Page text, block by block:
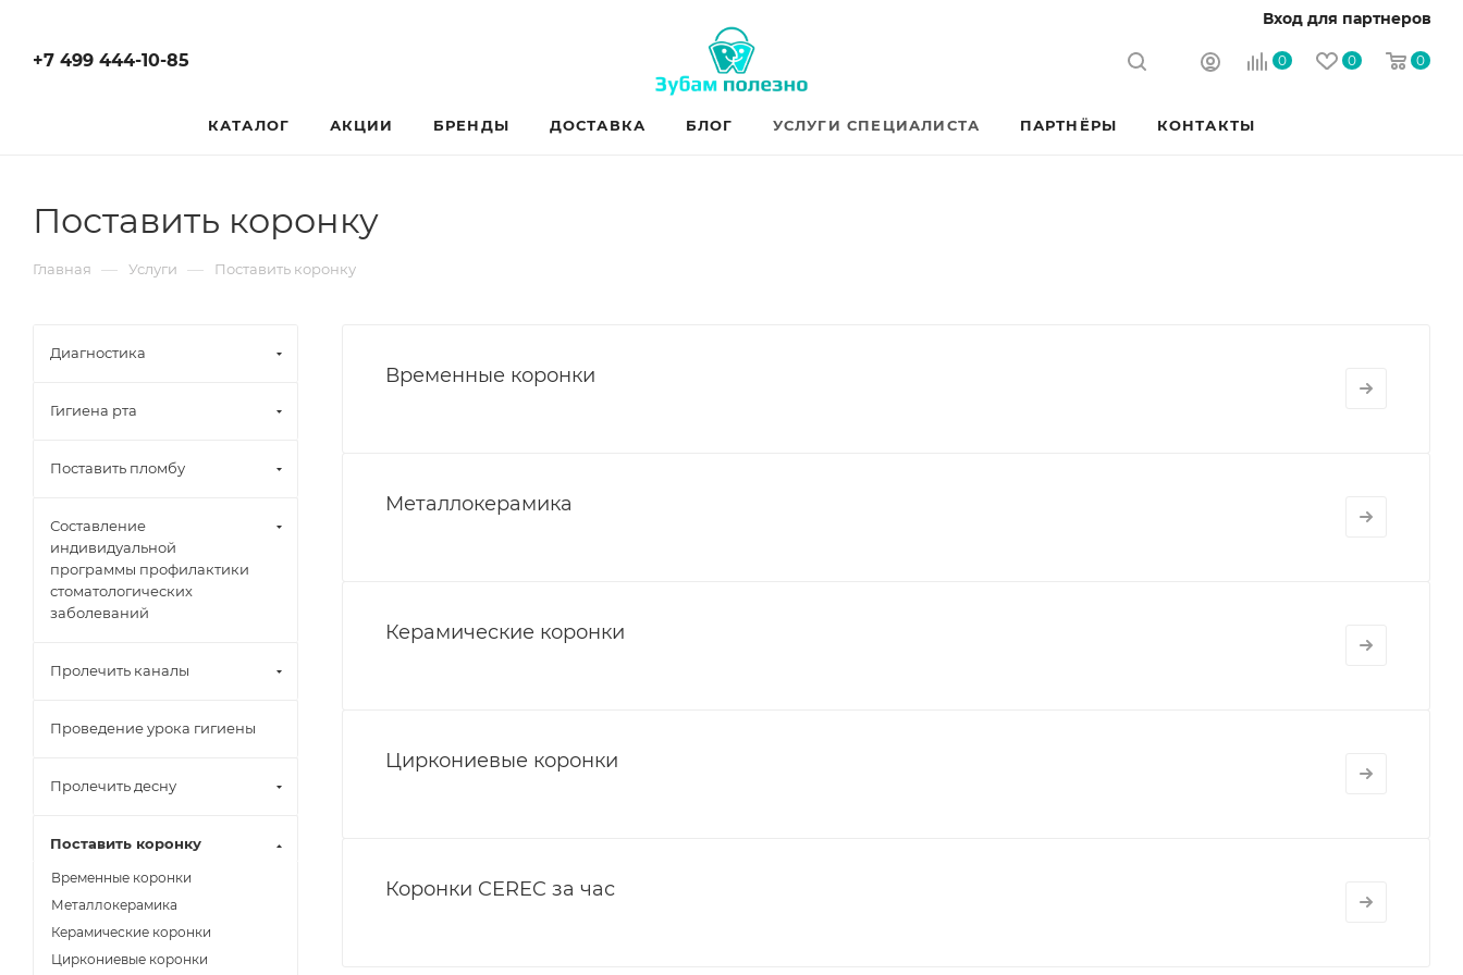
+7 499 444-10-85 0 0 0
Вход для партнеров
КАТАЛОГ АКЦИИ БРЕНДЫ ДОСТАВКА БЛОГ УСЛУГИ СПЕЦИАЛИСТА ПАРТНЁРЫ КОНТАКТЫ
Поставить коронку
Главная — Услуги — Поставить коронку
Временные коронки
Металлокерамика
Керамические коронки
Циркониевые коронки
Коронки CEREC за час
Диагностика
Гигиена рта
Поставить пломбу
Составление
индивидуальной
программы профилактики
стоматологических
заболеваний
Пролечить каналы
Проведение урока гигиены
Пролечить десну
Поставить коронку
Временные коронки
Металлокерамика
Керамические коронки
Циркониевые коронки